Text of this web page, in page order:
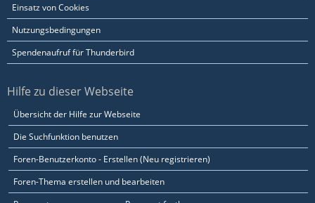
Einsatz von Cookies
Nutzungsbedingungen
Spendenaufruf für Thunderbird
Hilfe zu dieser Webseite
Übersicht der Hilfe zur Webseite
Die Suchfunktion benutzen
Foren-Benutzerkonto - Erstellen (Neu registrieren)
Foren-Thema erstellen und bearbeiten